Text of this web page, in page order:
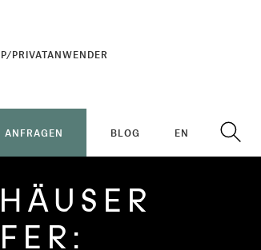
PRIVATANWENDER
ANFRAGEN BLOG EN